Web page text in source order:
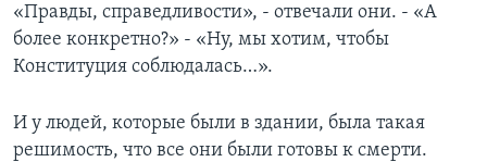
«Правды, справедливости», - отвечали они. - «А
более конкретно?» - «Ну, мы хотим, чтобы
Конституция соблюдалась…».
И у людей, которые были в здании, была такая
решимость, что все они были готовы к смерти.